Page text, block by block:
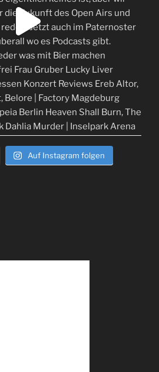
Auf Instagram folgen